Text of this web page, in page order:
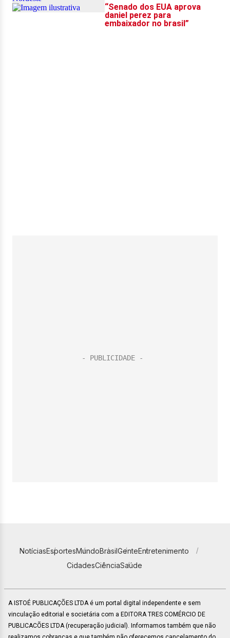
NotíciasEsportesMundoBrasilGenteEntretenimento
CidadesCiênciaSaúde
A ISTOÉ PUBLICAÇÕES LTDA é um portal digital independente e sem
vinculação editorial e societária com a EDITORA TRES COMÉRCIO DE
PUBLICACÕES LTDA (recuperação judicial). Informamos também que não